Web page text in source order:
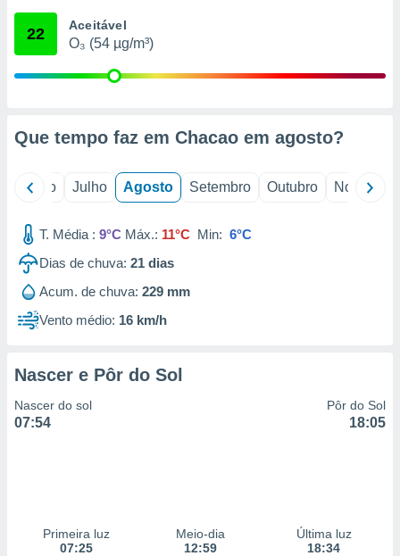
através
de
1199
22 Aceitável
O₃ (54 µg/m³)
Que tempo faz em Chacao em agosto?
Junho Julho Agosto Setembro Outubro Novembro
T. Média : 9°C Máx.: 11°C Min: 6°C
Dias de chuva: 21 dias
Acum. de chuva: 229 mm
Vento médio: 16 km/h
Nascer e Pôr do Sol
Nascer do sol
07:54
Pôr do Sol
18:05
Primeira luz
07:25
Meio-dia
12:59
Última luz
18:34